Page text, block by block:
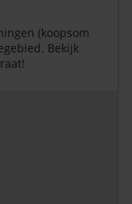
(koopsom
Bekijk